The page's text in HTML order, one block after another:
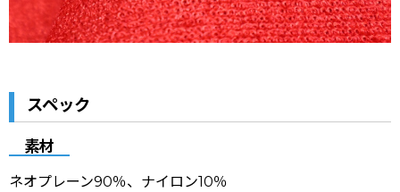
スペック
素材
ネオプレーン90％、ナイロン10％